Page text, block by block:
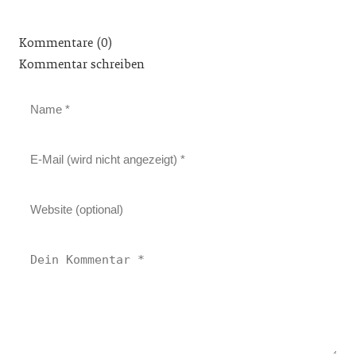
Kommentare (0)
Kommentar schreiben